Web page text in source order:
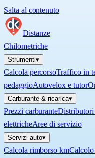
Salta al contenuto
Distanze
Chilometriche
Strumenti▾
Calcola percorsoTraffico in
pedaggioAutovelox e tutor
Carburante & ricarica▾
Prezzi carburanteDistributori
elettricheAree di servizio
Servizi auto▾
Calcola rimborso km